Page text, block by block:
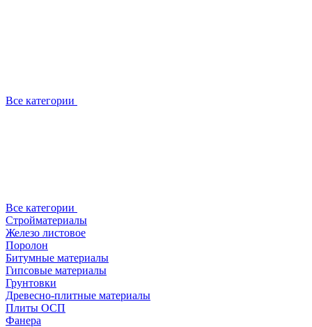
Все категории
Все категории
Стройматериалы
Железо листовое
Поролон
Битумные материалы
Гипсовые материалы
Грунтовки
Древесно-плитные материалы
Плиты ОСП
Фанера